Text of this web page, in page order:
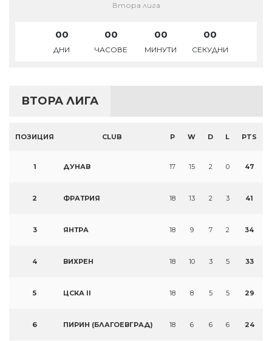
Втора лига
00
ДНИ
00
ЧАСОВЕ
00
МИНУТИ
00
СЕКУДНИ
ВТОРА ЛИГА
ПОЗИЦИЯ CLUB P W D L PTS
1 ДУНАВ 17 15 2 0 47
2 ФРАТРИЯ 18 13 2 3 41
3 ЯНТРА 18 9 7 2 34
4 ВИХРЕН 18 10 3 5 33
5 ЦСКА II 18 8 5 5 29
6 ПИРИН (БЛАГОЕВГРАД) 18 6 6 6 24